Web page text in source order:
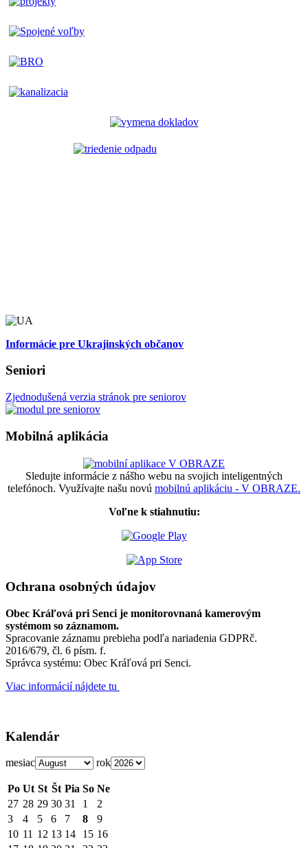
Informácie pre Ukrajinských občanov
Seniori
Zjednodušená verzia stránok pre seniorov
Mobilná aplikácia
Sledujte informácie z nášho webu na svojich inteligentných
telefónoch. Využívajte našu novú mobilnú aplikáciu - V OBRAZE.
Voľne k stiahnutiu:
Ochrana osobných údajov
Obec Kráľová pri Senci je monitorovnaná kamerovým
systémom so záznamom.
Spracovanie záznamu prebieha podľa nariadenia GDPRč.
2016/679, čl. 6 písm. f.
Správca systému: Obec Kráľová pri Senci.
Viac informácií nájdete tu
Kalendár
mesiac rok
Po Ut St Št Pia So Ne
27 28 29 30 31 1
2
3
4 5 6 7 8
9
10 11 12 13 14 15 16